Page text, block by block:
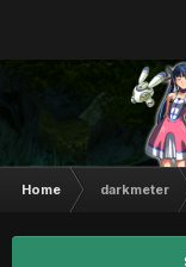
Home darkmeter